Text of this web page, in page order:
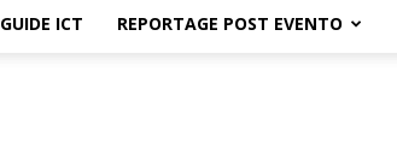
GUIDE ICT REPORTAGE POST EVENTO